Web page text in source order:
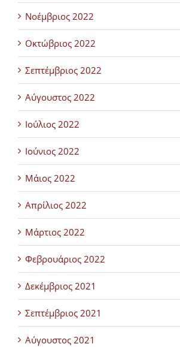
Νοέμβριος 2022
Οκτώβριος 2022
Σεπτέμβριος 2022
Αύγουστος 2022
Ιούλιος 2022
Ιούνιος 2022
Μάιος 2022
Απρίλιος 2022
Μάρτιος 2022
Φεβρουάριος 2022
Δεκέμβριος 2021
Σεπτέμβριος 2021
Αύγουστος 2021